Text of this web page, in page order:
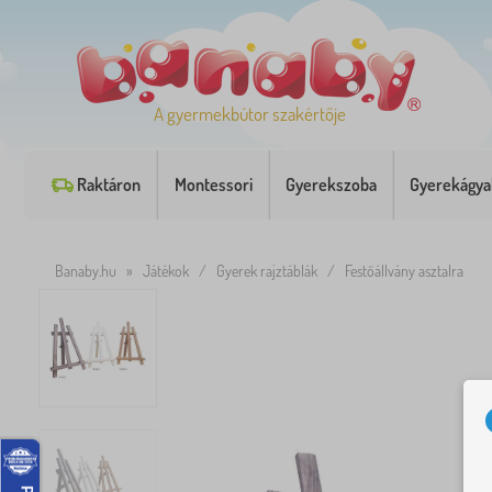
A gyermekbútor szakértője
Raktáron Montessori Gyerekszoba
Banaby.hu » Játékok / Gyerek rajztáblák / Festőállvány asztalra